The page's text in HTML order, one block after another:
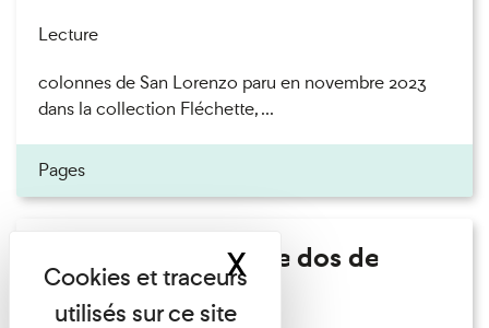
Lecture
colonnes de San Lorenzo paru en novembre 2023
dans la collection Fléchette, ...
Pages
Philippe Artières - Le dos de
l'histoire
XMasquer le